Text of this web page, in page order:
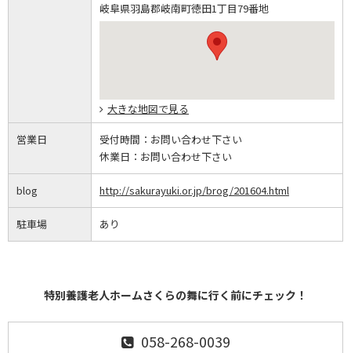
岐阜県羽島郡岐南町徳田1丁目79番地
大きな地図で見る
営業日 受付時間： お問い合わせ下さい
休業日： お問い合わせ下さい
blog http://sakurayuki.or.jp/brog/201604.html
駐車場 あり
特別養護老人ホームさくらの舞に行く前にチェック！
058-268-0039